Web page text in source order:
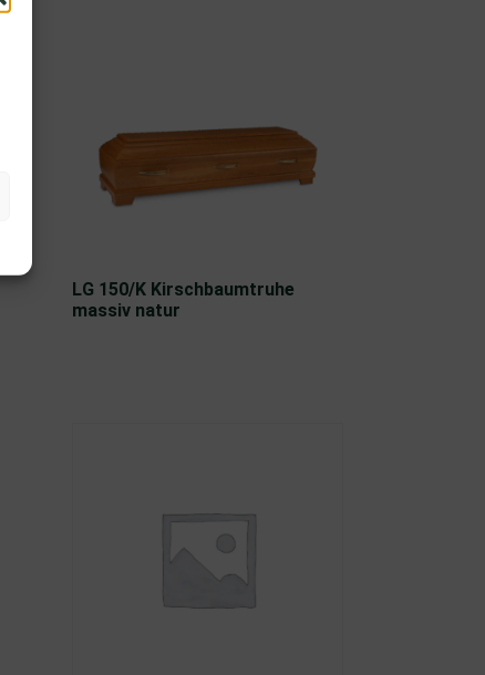
LG 150/K Kirschbaumtruhe
massiv natur